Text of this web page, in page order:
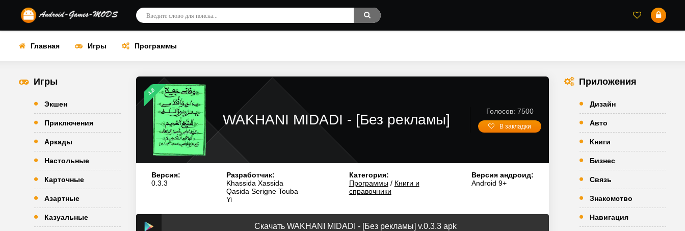
Главная Игры Программы
Игры
Экшен
Приключения
Аркады
Настольные
Карточные
Азартные
Казуальные
4.8
WAKHANI MIDADI - [Без рекламы]
Голосов: 7500
В закладки
Версия:
0.3.3
Разработчик:
Khassida Xassida
Qasida Serigne Touba
Yi
Категория:
Программы/ Книги и
справочники
Версия андроид:
Android 9+
Скачать WAKHANI MIDADI - [Без рекламы] v.0.3.3 apk
Приложения
Дизайн
Авто
Книги
Бизнес
Связь
Знакомство
Навигация